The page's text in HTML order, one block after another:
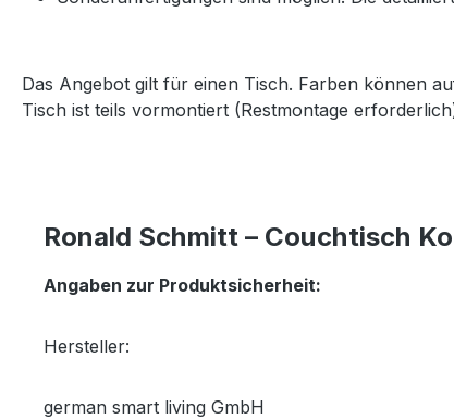
Das Angebot gilt für einen Tisch. Farben können
Tisch ist teils vormontiert (Restmontage
Ronald Schmitt – Couchtisch
Angaben zur Produktsicherheit:
Hersteller:
german smart living GmbH